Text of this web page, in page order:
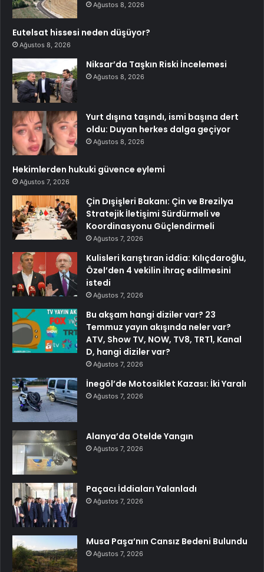
Ağustos 8, 2026
Eutelsat hissesi neden düşüyor?
Ağustos 8, 2026
Niksar’da Taşkın Riski İncelemesi
Ağustos 8, 2026
Yurt dışına taşındı, ismi başına dert
oldu: Duyan herkes dalga geçiyor
Ağustos 8, 2026
Hekimlerden hukuki güvence eylemi
Ağustos 7, 2026
Çin Dışişleri Bakanı: Çin ve Brezilya
Stratejik İletişimi Sürdürmeli ve
Koordinasyonu Güçlendirmeli
Ağustos 7, 2026
Kulisleri karıştıran iddia: Kılıçdaroğlu,
Özel’den 4 vekilin ihraç edilmesini
istedi
Ağustos 7, 2026
Bu akşam hangi diziler var? 23
Temmuz yayın akışında neler var?
ATV, Show TV, NOW, TV8, TRT1, Kanal
D, hangi diziler var?
Ağustos 7, 2026
İnegöl’de Motosiklet Kazası: İki Yaralı
Ağustos 7, 2026
Alanya’da Otelde Yangın
Ağustos 7, 2026
Paçacı İddiaları Yalanladı
Ağustos 7, 2026
Musa Paşa’nın Cansız Bedeni Bulundu
Ağustos 7, 2026